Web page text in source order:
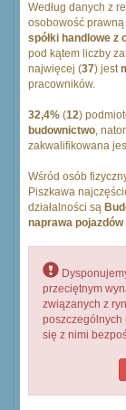
Według danych z
osobowość
spółki handlowe z
pod kątem liczby
najwięcej (37) jest
pracowników.
32,4% (12)
budownictwo,
zakwalifikowana
Wśród osób
Piszkawa
działalności są
naprawa
przeciętnym
związanych z
poszczególnych
się z nimi